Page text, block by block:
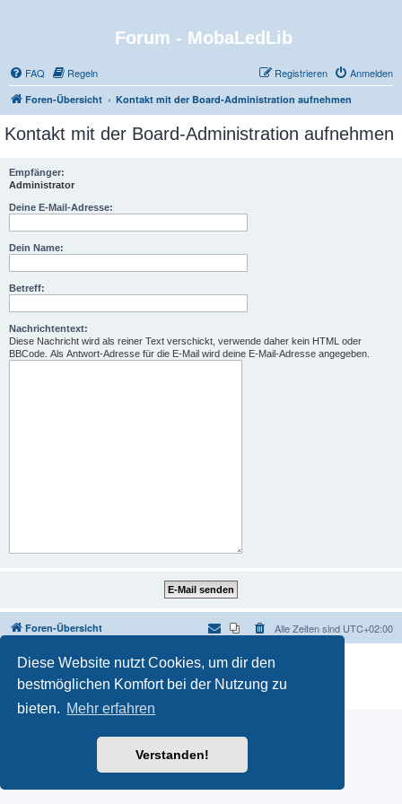
Diese Website nutzt Cookies, um dir den
bestmöglichen Komfort bei der Nutzung zu
bieten. Mehr erfahren
Verstanden!
Forum - MobaLedLib
FAQ Regeln Anmelden
Registrieren
Foren-Übersicht Kontakt mit der Board-Administration aufnehmen
Kontakt mit der Board-Administration aufnehmen
Empfänger:
Administrator
Deine E-Mail-Adresse:
Dein Name:
Betreff:
Nachrichtentext:
Diese Nachricht wird als reiner Text verschickt, verwende daher kein HTML oder
BBCode. Als Antwort-Adresse für die E-Mail wird deine E-Mail-Adresse angegeben.
Foren-Übersicht Alle Zeiten sind UTC+02:00
Powered byphpBB® Forum Software © phpBB Limited
Deutsche Übersetzung durch
Datenschutz |Nutzungsbedingungen